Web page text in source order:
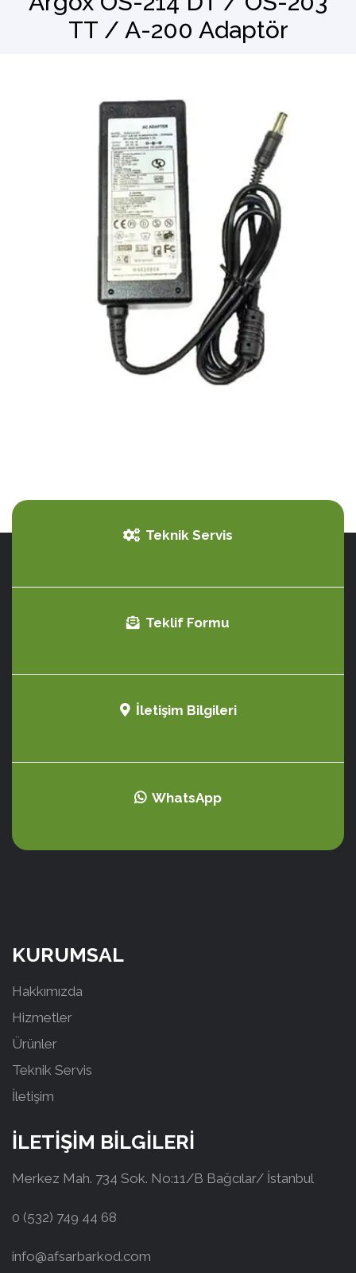
Barkod Okuyucu
TT / A-200 Adaptör
Teknik Servis
Teklif Formu
İletişim Bilgileri
WhatsApp
KURUMSAL
Hakkımızda
Hizmetler
Ürünler
Teknik Servis
İletişim
İLETİŞİM BİLGİLERİ
Merkez Mah. 734 Sok. No:11/B Bağcılar/ İstanbul
0 (532) 749 44 68
info@afsarbarkod.com